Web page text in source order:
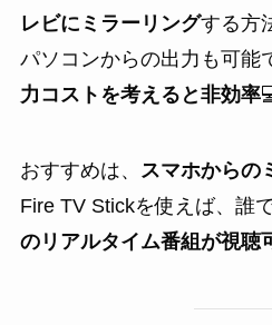
レビにミラーリングする方
パソコンからの出力も可能
力コストを考えると非効率
おすすめは、 スマホからの
Fire TV Stickを使えば、誰
のリアルタイム番組が視聴